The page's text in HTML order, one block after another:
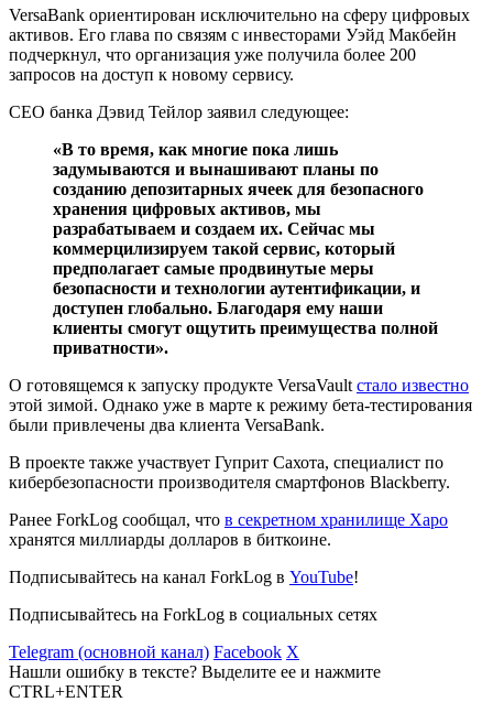
VersaBank ориентирован исключительно на сферу цифровых
активов. Его глава по связям с инвесторами Уэйд Макбейн
подчеркнул, что организация уже получила более 200
запросов на доступ к новому сервису.
CEO банка Дэвид Тейлор заявил следующее:
«В то время, как многие пока лишь
задумываются и вынашивают планы по
созданию депозитарных ячеек для безопасного
хранения цифровых активов, мы
разрабатываем и создаем их. Сейчас мы
коммерцилизируем такой сервис, который
предполагает самые продвинутые меры
безопасности и технологии аутентификации, и
доступен глобально. Благодаря ему наши
клиенты смогут ощутить преимущества полной
приватности».
О готовящемся к запуску продукте VersaVault стало известно
этой зимой. Однако уже в марте к режиму бета-тестирования
были привлечены два клиента VersaBank.
В проекте также участвует Гуприт Сахота, специалист по
кибербезопасности производителя смартфонов Blackberry.
Ранее ForkLog сообщал, что в секретном хранилище Xapo
хранятся миллиарды долларов в биткоине.
Подписывайтесь на канал ForkLog в YouTube!
Подписывайтесь на ForkLog в социальных сетях
Telegram (основной канал) Facebook X
Нашли ошибку в тексте? Выделите ее и нажмите
CTRL+ENTER